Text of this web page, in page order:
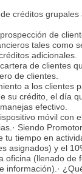
créditos
de
tales como
adicionales.
de clientes
de clientes.
a los clientes
su crédito, el día
efectivo.
móvil con
Siendo
tu tiempo en
asignados) y el
oficina (llenado de
información).·